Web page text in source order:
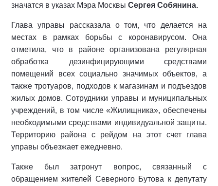
значатся в указах Мэра Москвы Сергея Собянина.
Глава управы рассказала о том, что делается на
местах в рамках борьбы с коронавирусом. Она
отметила, что в районе организована регулярная
обработка дезинфицирующими средствами
помещений всех социально значимых объектов, а
также тротуаров, подходов к магазинам и подъездов
жилых домов. Сотрудники управы и муниципальных
учреждений, в том числе «Жилищника», обеспечены
необходимыми средствами индивидуальной защиты.
Территорию района с рейдом на этот счет глава
управы объезжает ежедневно.
Также был затронут вопрос, связанный с
обращением жителей Северного Бутова к депутату